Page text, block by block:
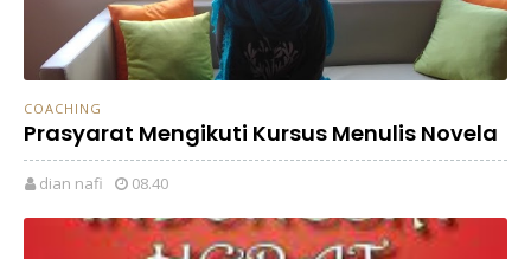
COACHING
Prasyarat Mengikuti Kursus Menulis Novela
dian nafi 08.40